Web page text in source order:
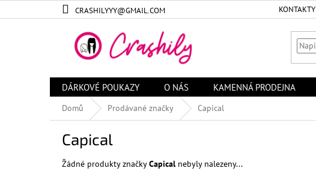
na
CRASHILYYY@GMAIL.COM KONTAKTY
DÁRKOVÉ POUKAZY O NÁS KAMENNÁ PRODEJNA
Domů Prodávané značky Capical
Capical
Žádné produkty značkyCapical nebyly nalezeny...